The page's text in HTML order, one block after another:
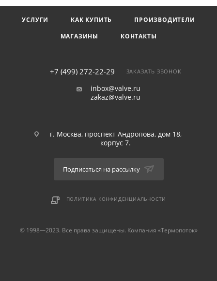
УСЛУГИ КАК КУПИТЬ
ПРОИЗВОДИТЕЛИ
МАГАЗИНЫ
КОНТАКТЫ
+7 (499) 272-22-29 ЗАКАЗАТЬ ЗВОНОК
inbox@valve.ru
zakaz@valve.ru
г. Москва, проспект Андропова, дом 18,
корпус 7.
Подписаться на рассылку
ПОЛИТИКА КОНФИДЕНЦИАЛЬНОСТИ
© 1998—2023. Все права защищены. Компания «Термопоток»